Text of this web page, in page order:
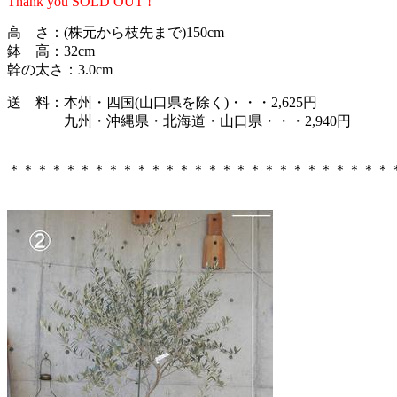
高 さ：(株元から枝先まで)150cm
鉢 高：32cm
幹の太さ：3.0cm
送 料：本州・四国(山口県を除く)・・・2,625円
九州・沖縄県・北海道・山口県・・・2,940円
＊＊＊＊＊＊＊＊＊＊＊＊＊＊＊＊＊＊＊＊＊＊＊＊＊＊＊